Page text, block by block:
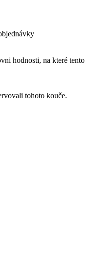
hodnosti, na které tento
tohoto kouče.